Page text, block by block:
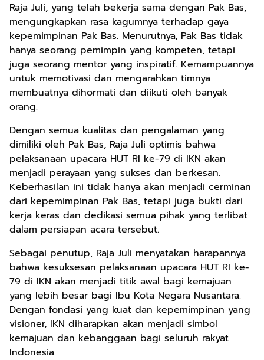
Raja Juli, yang telah bekerja sama dengan Pak Bas,
mengungkapkan rasa kagumnya terhadap gaya
kepemimpinan Pak Bas. Menurutnya, Pak Bas tidak
hanya seorang pemimpin yang kompeten, tetapi
juga seorang mentor yang inspiratif. Kemampuannya
untuk memotivasi dan mengarahkan timnya
membuatnya dihormati dan diikuti oleh banyak
orang.
Dengan semua kualitas dan pengalaman yang
dimiliki oleh Pak Bas, Raja Juli optimis bahwa
pelaksanaan upacara HUT RI ke-79 di IKN akan
menjadi perayaan yang sukses dan berkesan.
Keberhasilan ini tidak hanya akan menjadi cerminan
dari kepemimpinan Pak Bas, tetapi juga bukti dari
kerja keras dan dedikasi semua pihak yang terlibat
dalam persiapan acara tersebut.
Sebagai penutup, Raja Juli menyatakan harapannya
bahwa kesuksesan pelaksanaan upacara HUT RI ke-
79 di IKN akan menjadi titik awal bagi kemajuan
yang lebih besar bagi Ibu Kota Negara Nusantara.
Dengan fondasi yang kuat dan kepemimpinan yang
visioner, IKN diharapkan akan menjadi simbol
kemajuan dan kebanggaan bagi seluruh rakyat
Indonesia.